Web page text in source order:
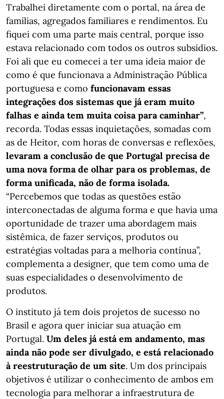
Trabalhei diretamente com o portal, na área de
famílias, agregados familiares e rendimentos. Eu
fiquei com uma parte mais central, porque isso
estava relacionado com todos os outros subsídios.
Foi ali que eu comecei a ter uma ideia maior de
como é que funcionava a Administração Pública
portuguesa e como funcionavam essas
integrações dos sistemas que já eram muito
falhas e ainda tem muita coisa para caminhar”,
recorda. Todas essas inquietações, somadas com
as de Heitor, com horas de conversas e reflexões,
levaram a conclusão de que Portugal precisa de
uma nova forma de olhar para os problemas, de
forma unificada, não de forma isolada.
“Percebemos que todas as questões estão
interconectadas de alguma forma e que havia uma
oportunidade de trazer uma abordagem mais
sistêmica, de fazer serviços, produtos ou
estratégias voltadas para a melhoria contínua”,
complementa a designer, que tem como uma de
suas especialidades o desenvolvimento de
produtos.
O instituto já tem dois projetos de sucesso no
Brasil e agora quer iniciar sua atuação em
Portugal. Um deles já está em andamento, mas
ainda não pode ser divulgado, e está relacionado
à reestruturação de um site. Um dos principais
objetivos é utilizar o conhecimento de ambos em
tecnologia para melhorar a infraestrutura de